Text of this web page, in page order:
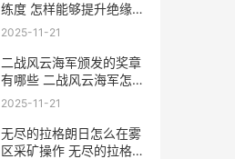
练度 怎样能够提升绝缘性
能
2025-11-21
二战风云海军颁发的奖章
有哪些 二战风云海军怎么
组建
2025-11-21
无尽的拉格朗日怎么在雾
区采矿操作 无尽的拉格朗